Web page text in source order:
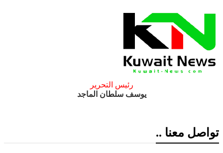
رئيس التحرير
يوسف سلطان الماجد
تواصل معنا ..